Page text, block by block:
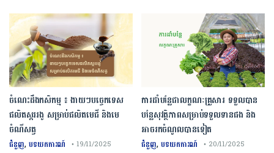
ការដាំបន្លែជាលក្ខណៈគ្រួសារ ទទួលបាន
បន្លែសុវត្ថិភាពសម្រាប់ទទួលទានផង និង
អាចរកចំណូលបានទៀត
ជំនួញ,បទយកការណ៍ • 20/11/2025
ចំណេះដឹងកសិកម្ម ៖ ងាយៗបច្ចេកទេស
ផលិតស្កររងូ សម្រាប់ផលិតមេជី និងមេ
ចំណីសត្វ
ជំនួញ,បទយកការណ៍ • 19/11/2025